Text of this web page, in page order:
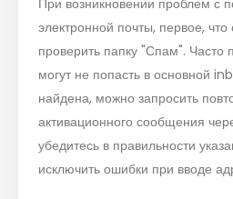
электронной почты, первое, что
проверить папку "Спам". Часто
могут не попасть в основной
найдена, можно запросить
активационного сообщения
убедитесь в правильности
исключить ошибки при вводе